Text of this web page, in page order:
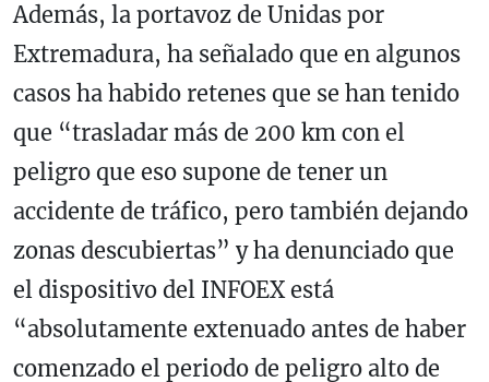
Además, la portavoz de Unidas por
Extremadura, ha señalado que en algunos
casos ha habido retenes que se han tenido
que “trasladar más de 200 km con el
peligro que eso supone de tener un
accidente de tráfico, pero también dejando
zonas descubiertas” y ha denunciado que
el dispositivo del INFOEX está
“absolutamente extenuado antes de haber
comenzado el periodo de peligro alto de